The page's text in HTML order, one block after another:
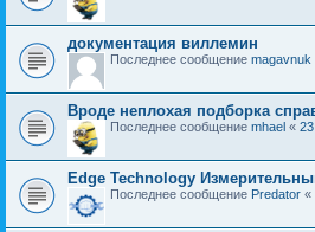
документация виллемин
Последнее сообщение magavnuk
Вроде неплохая подборка
Последнее сообщение mhael «
Edge Technology
Последнее сообщение Predator «